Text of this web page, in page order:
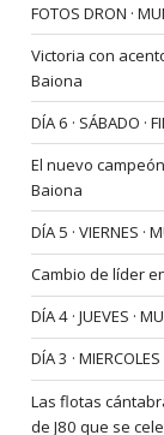
FOTOS DRON ·
Victoria con
Baiona
DÍA 6 · SÁBADO ·
El nuevo
Baiona
DÍA 5 · VIERNES ·
Cambio de líder
DÍA 4 · JUEVES ·
DÍA 3 ·
Las flotas
de J80 que se